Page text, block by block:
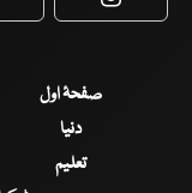
صفحۂ اول
دنیا
تعلیم